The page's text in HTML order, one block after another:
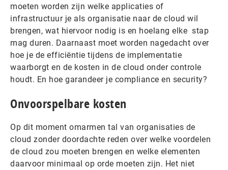
moeten worden zijn welke applicaties of
infrastructuur je als organisatie naar de cloud wil
brengen, wat hiervoor nodig is en hoelang elke stap
mag duren. Daarnaast moet worden nagedacht over
hoe je de efficiëntie tijdens de implementatie
waarborgt en de kosten in de cloud onder controle
houdt. En hoe garandeer je compliance en security?
Onvoorspelbare kosten
Op dit moment omarmen tal van organisaties de
cloud zonder doordachte reden over welke voordelen
de cloud zou moeten brengen en welke elementen
daarvoor minimaal op orde moeten zijn. Het niet